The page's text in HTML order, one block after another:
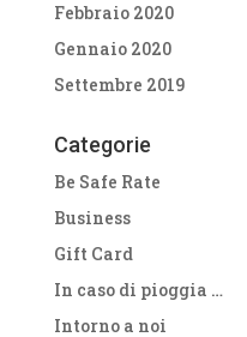
Febbraio 2020
Gennaio 2020
Settembre 2019
Categorie
Be Safe Rate
Business
Gift Card
In caso di pioggia …
Intorno a noi